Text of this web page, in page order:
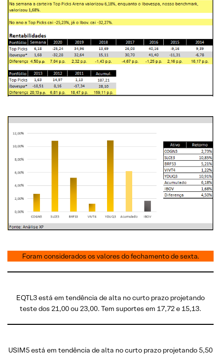
Foram considerados os valores do fechamento de sexta.
EQTL3 está em tendência de alta no curto prazo projetando
teste dos 21,00 ou 23,00. Tem suportes em 17,72 e 15,13.
USIM5 está em tendência de alta no curto prazo projetando 5,50